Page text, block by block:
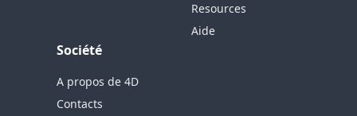
Resources
Aide
Société
A propos de 4D
Contacts